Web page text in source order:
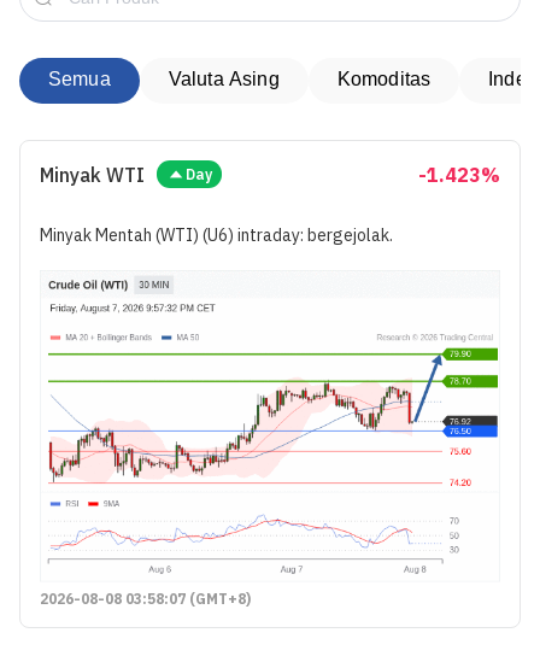
Semua Valuta Asing Komoditas
Minyak WTI Day -1.423%
Minyak Mentah (WTI) (U6) intraday: bergejolak.
2026-08-08 03:58:07 (GMT+8)